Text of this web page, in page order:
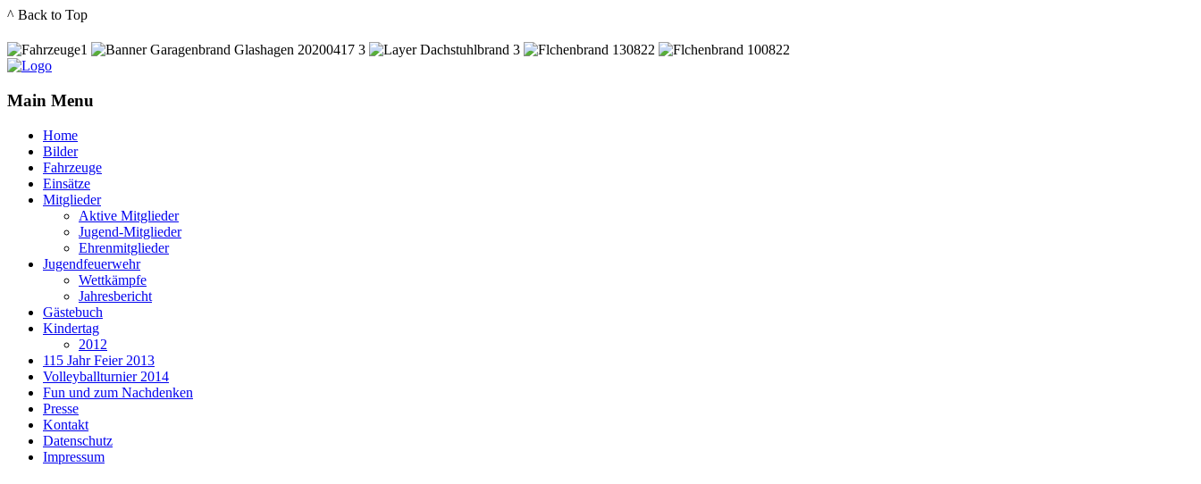
^ Back to Top
Main Menu
Home
Bilder
Fahrzeuge
Einsätze
Mitglieder
Aktive Mitglieder
Jugend-Mitglieder
Ehrenmitglieder
Jugendfeuerwehr
Wettkämpfe
Jahresbericht
Gästebuch
Kindertag
2012
115 Jahr Feier 2013
Volleyballturnier 2014
Fun und zum Nachdenken
Presse
Kontakt
Datenschutz
Impressum